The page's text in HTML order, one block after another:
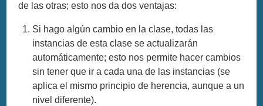
de las otras; esto nos da dos ventajas:
Si hago algún cambio en la clase, todas las
instancias de esta clase se actualizarán
automáticamente; esto nos permite hacer cambios
sin tener que ir a cada una de las instancias (se
aplica el mismo principio de herencia, aunque a un
nivel diferente).